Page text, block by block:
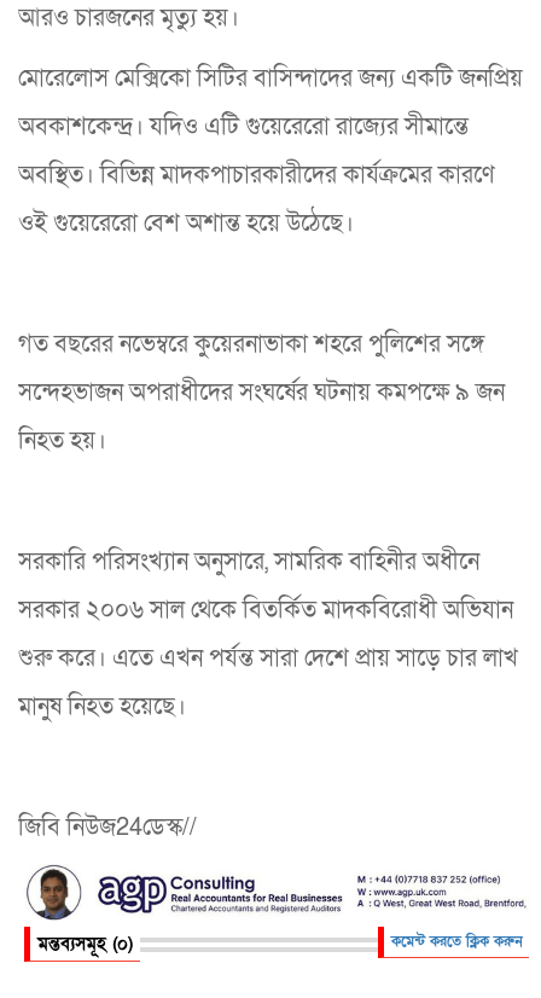
আরও চারজনের মৃত্যু হয়।
মোরেলোস মেক্সিকো সিটির বাসিন্দাদের জন্য একটি জনপ্রিয়
অবকাশকেন্দ্র। যদিও এটি গুয়েরেরো রাজ্যের সীমান্তে
অবস্থিত। বিভিন্ন মাদকপাচারকারীদের কার্যক্রমের কারণে
ওই গুয়েরেরো বেশ অশান্ত হয়ে উঠেছে।
গত বছরের নভেম্বরে কুয়েরনাভাকা শহরে পুলিশের সঙ্গে
সন্দেহভাজন অপরাধীদের সংঘর্ষের ঘটনায় কমপক্ষে ৯ জন
নিহত হয়।
সরকারি পরিসংখ্যান অনুসারে, সামরিক বাহিনীর অধীনে
সরকার ২০০৬ সাল থেকে বিতর্কিত মাদকবিরোধী অভিযান
শুরু করে। এতে এখন পর্যন্ত সারা দেশে প্রায় সাড়ে চার লাখ
মানুষ নিহত হয়েছে।
জিবি নিউজ24ডেস্ক//
মন্তব্যসমূহ (০) কমেন্ট করতে ক্লিক করুন